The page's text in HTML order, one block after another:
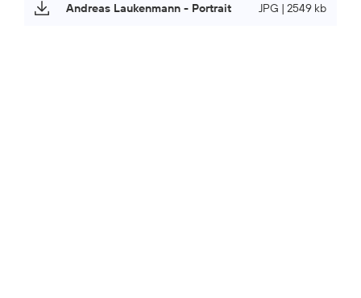
Andreas Laukenmann - Portrait JPG | 2549 kb